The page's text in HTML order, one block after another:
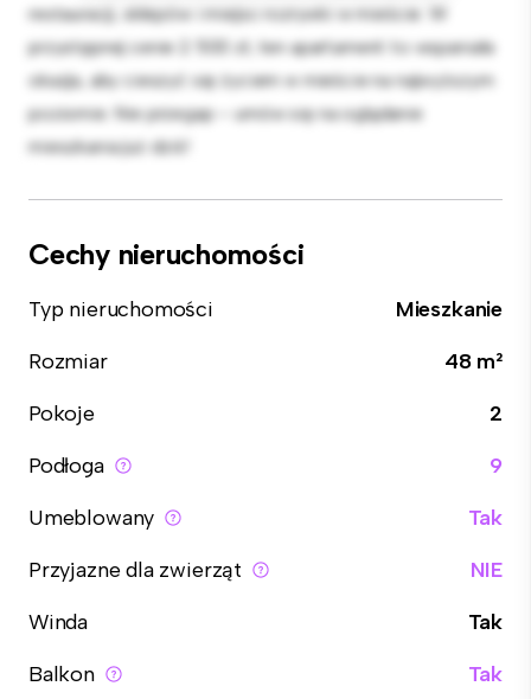
restauracji, sklepów i miejsc rozrywki w mieście. W
przystępnej cenie 2 500 zł, ten apartament to wspaniała
okazja, aby cieszyć się życiem w mieście na najwyższym
poziomie. Nie przegap – umów się na oglądanie
mieszkania już dziś!
Cechy nieruchomości
Typ nieruchomości
Mieszkanie
Rozmiar
48 m²
Pokoje
2
Podłoga
9
Umeblowany
Tak
Przyjazne dla zwierząt
NIE
Winda
Tak
Balkon
Tak